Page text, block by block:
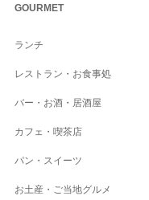
GOURMET
ランチ
レストラン・お食事処
バー・お酒・居酒屋
カフェ・喫茶店
パン・スイーツ
お土産・ご当地グルメ